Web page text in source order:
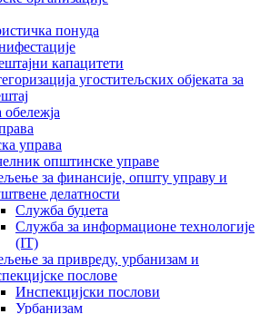
понуда
капацитети
угоститељских објеката за
управа
општинске управе
за финансије, општу управу и
делатности
Служба буџета
Служба за информационе технологије
(IT)
за привреду, урбанизам и
послове
Инспекцијски послови
Урбанизам